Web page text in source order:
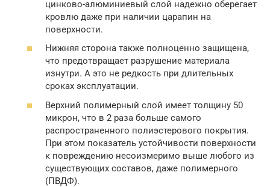
цинково-алюминиевый слой надежно оберегает
кровлю даже при наличии царапин на
поверхности.
Нижняя сторона также полноценно защищена,
что предотвращает разрушение материала
изнутри. А это не редкость при длительных
сроках эксплуатации.
Верхний полимерный слой имеет толщину 50
микрон, что в 2 раза больше самого
распространенного полиэстерового покрытия.
При этом показатель устойчивости поверхности
к повреждению несоизмеримо выше любого из
существующих составов, даже полимерного
(ПВДФ).